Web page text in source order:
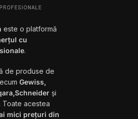
este o platformă
cu
.
de produse de
Gewiss,
și
. Toate acestea
mici prețuri din